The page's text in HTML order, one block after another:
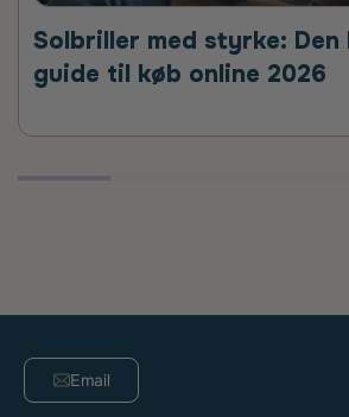
Solbriller med styrke:
guide til køb online 2026
Email